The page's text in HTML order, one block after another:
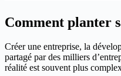
Comment planter
Créer une entreprise, la
partagé par des milliers
réalité est souvent plus